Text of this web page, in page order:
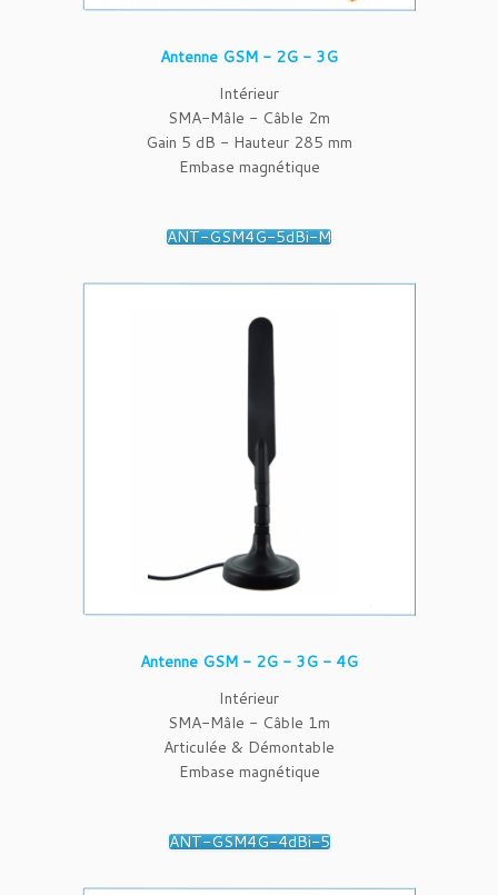
Antenne GSM - 2G - 3G
Intérieur
SMA-Mâle - Câble 2m
Gain 5 dB - Hauteur 285 mm
Embase magnétique
ANT-GSM4G-5dBi-M
Antenne GSM - 2G - 3G - 4G
Intérieur
SMA-Mâle - Câble 1m
Articulée & Démontable
Embase magnétique
ANT-GSM4G-4dBi-5